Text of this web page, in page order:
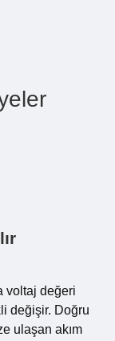
voltaj değeri
değişir. Doğru
ulaşan akım